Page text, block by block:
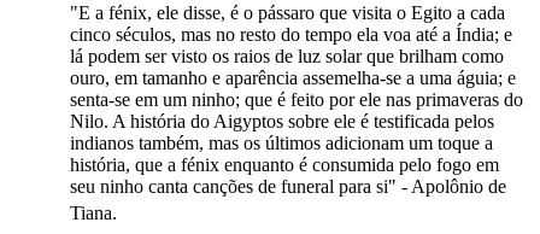
"E a fénix, ele disse, é o pássaro que visita o Egito a cada
cinco séculos, mas no resto do tempo ela voa até a Índia; e
lá podem ser visto os raios de luz solar que brilham como
ouro, em tamanho e aparência assemelha-se a uma águia; e
senta-se em um ninho; que é feito por ele nas primaveras do
Nilo. A história do Aigyptos sobre ele é testificada pelos
indianos também, mas os últimos adicionam um toque a
história, que a fénix enquanto é consumida pelo fogo em
seu ninho canta canções de funeral para si" - Apolônio de
Tiana.